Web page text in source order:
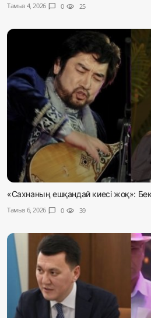
Тамыз 4, 2026 chat_bubble 0 visibility 25
«Сахнаның ешқандай киесі жоқ»:
Тамыз 6, 2026 chat_bubble 0 visibility 39